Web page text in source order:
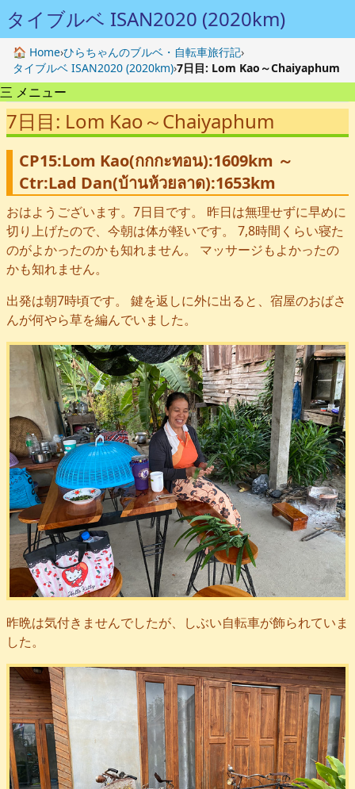
タイブルベ ISAN2020 (2020km)
🏠 Home›ひらちゃんのブルベ・自転車旅行記›
タイブルベ ISAN2020 (2020km)›7日目: Lom Kao～Chaiyaphum
三 メニュー
7日目: Lom Kao～Chaiyaphum
CP15:Lom Kao(กกกะทอน):1609km ～
Ctr:Lad Dan(บ้านห้วยลาด):1653km
おはようございます。7日目です。 昨日は無理せずに早めに
切り上げたので、今朝は体が軽いです。 7,8時間くらい寝た
のがよかったのかも知れません。 マッサージもよかったの
かも知れません。
出発は朝7時頃です。 鍵を返しに外に出ると、宿屋のおばさ
んが何やら草を編んでいました。
昨晩は気付きませんでしたが、しぶい自転車が飾られていま
した。